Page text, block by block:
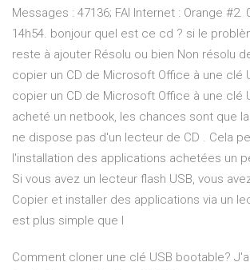
Messages : 47136; FAI Internet : Orange #2.
14h54. bonjour quel est ce cd ? si le
reste à ajouter Résolu ou bien Non résolu
copier un CD de Microsoft Office à une clé
copier un CD de Microsoft Office à une clé
acheté un netbook, les chances sont que
ne dispose pas d'un lecteur de CD . Cela
l'installation des applications achetées un
Si vous avez un lecteur flash USB, vous
Copier et installer des applications via un
est plus simple que l
Comment cloner une clé USB bootable?